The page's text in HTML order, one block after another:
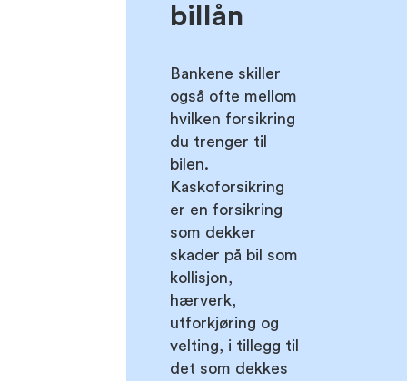
billån
Bankene skiller
også ofte mellom
hvilken forsikring
du trenger til
bilen.
Kaskoforsikring
er en forsikring
som dekker
skader på bil som
kollisjon,
hærverk,
utforkjøring og
velting, i tillegg til
det som dekkes